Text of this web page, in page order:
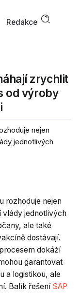
Redakce
zrychlit
od výroby
nejen
jednotlivých
rozhoduje nejen
vlády jednotlivých
ale také
dostávají.
dokáží
garantovat
a logistikou, ale
Balík řešení SAP